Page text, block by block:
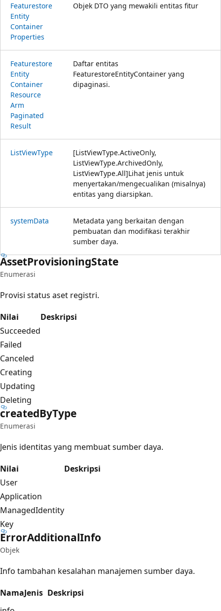
Featurestore
Entity
Container
Properties
Objek DTO yang mewakili entitas fitur
Featurestore
Entity
Container
Resource
Arm
Paginated
Result
Daftar entitas
FeaturestoreEntityContainer yang
dipaginasi.
ListViewType
[ListViewType.ActiveOnly,
ListViewType.ArchivedOnly,
ListViewType.All]Lihat jenis untuk
menyertakan/mengecualikan (misalnya)
entitas yang diarsipkan.
systemData
Metadata yang berkaitan dengan
pembuatan dan modifikasi terakhir
sumber daya.
AssetProvisioningState
Enumerasi
Provisi status aset registri.
Nilai
Deskripsi
Succeeded
Failed
Canceled
Creating
Updating
Deleting
createdByType
Enumerasi
Jenis identitas yang membuat sumber daya.
Nilai
Deskripsi
User
Application
ManagedIdentity
Key
ErrorAdditionalInfo
Objek
Info tambahan kesalahan manajemen sumber daya.
NamaJenis Deskripsi